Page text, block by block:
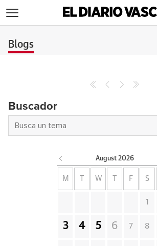
Blogs
Buscador
August 2026
M W F S
1
3 4 5 6 7 8